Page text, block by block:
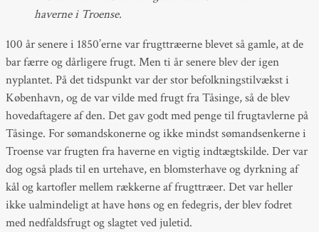
haverne i Troense.
100 år senere i 1850’erne var frugttræerne blevet så gamle, at de
bar færre og dårligere frugt. Men ti år senere blev der igen
nyplantet. På det tidspunkt var der stor befolkningstilvækst i
København, og de var vilde med frugt fra Tåsinge, så de blev
hovedaftagere af den. Det gav godt med penge til frugtavlerne på
Tåsinge. For sømandskonerne og ikke mindst sømandsenkerne i
Troense var frugten fra haverne en vigtig indtægtskilde. Der var
dog også plads til en urtehave, en blomsterhave og dyrkning af
kål og kartofler mellem rækkerne af frugttræer. Det var heller
ikke ualmindeligt at have høns og en fedegris, der blev fodret
med nedfaldsfrugt og slagtet ved juletid.